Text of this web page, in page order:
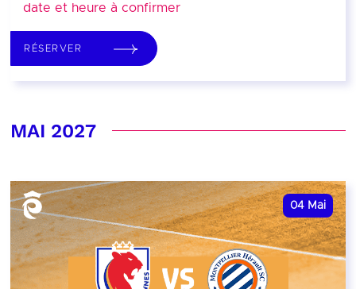
date et heure à confirmer
RÉSERVER
MAI 2027
04 Mai